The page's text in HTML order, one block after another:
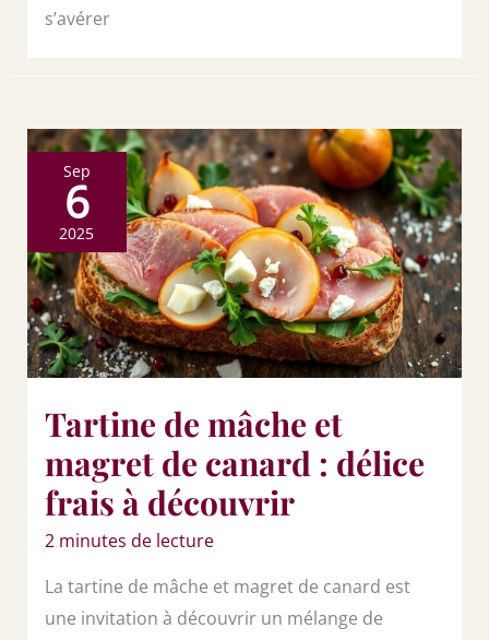
s’avérer
Sep
6
2025
Tartine de mâche et
magret de canard : délice
frais à découvrir
2 minutes de lecture
La tartine de mâche et magret de canard est
une invitation à découvrir un mélange de